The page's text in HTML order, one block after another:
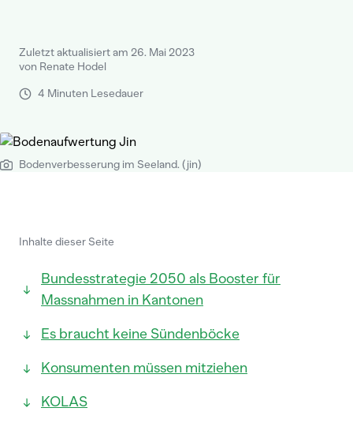
Zuletzt aktualisiert am 26. Mai 2023
von Renate Hodel
4 Minuten Lesedauer
Bodenverbesserung im Seeland. (jin)
Inhalte dieser Seite
Bundesstrategie 2050 als Booster für
Massnahmen in Kantonen
Es braucht keine Sündenböcke
Konsumenten müssen mitziehen
KOLAS